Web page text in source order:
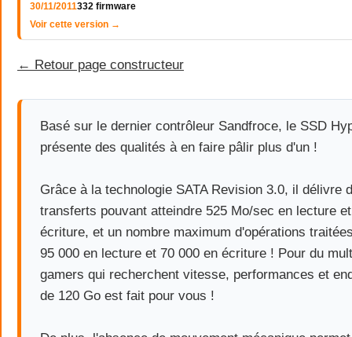
30/11/2011332 firmware
Voir cette version →
← Retour page constructeur
Basé sur le dernier contrôleur Sandfroce, le SSD
présente des qualités à en faire pâlir plus d'un !
Grâce à la technologie SATA Revision 3.0, il délivre
transferts pouvant atteindre 525 Mo/sec en lecture
écriture, et un nombre maximum d'opérations
95 000 en lecture et 70 000 en écriture ! Pour du
gamers qui recherchent vitesse, performances et
de 120 Go est fait pour vous !